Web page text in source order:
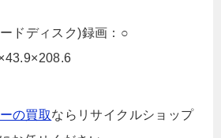
ドディスク)録画：○
の買取ならリサイクルショップ